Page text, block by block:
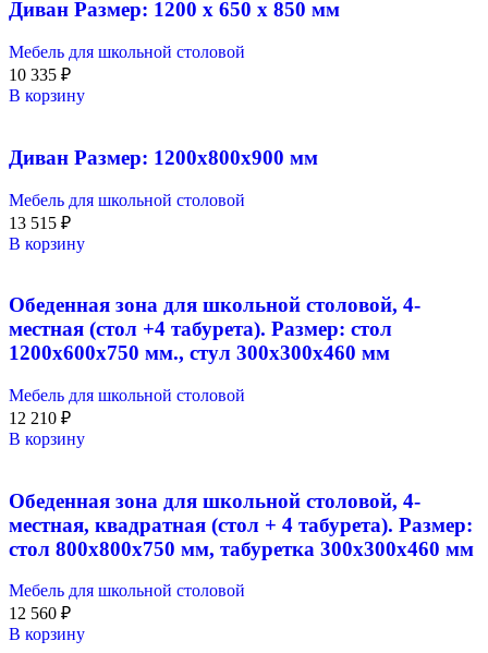
Диван Размер: 1200 х 650 х 850 мм
Мебель для школьной столовой
10 335 ₽
В корзину
Диван Размер: 1200х800х900 мм
Мебель для школьной столовой
13 515 ₽
В корзину
Обеденная зона для школьной столовой, 4-
местная (стол +4 табурета). Размер: стол
1200х600х750 мм., стул 300х300х460 мм
Мебель для школьной столовой
12 210 ₽
В корзину
Обеденная зона для школьной столовой, 4-
местная, квадратная (стол + 4 табурета). Размер:
стол 800х800х750 мм, табуретка 300х300х460 мм
Мебель для школьной столовой
12 560 ₽
В корзину